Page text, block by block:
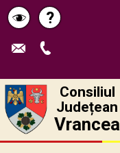
Schimbă
contrastul
Pagina
de
?
Consiliul
Județean
Vrancea